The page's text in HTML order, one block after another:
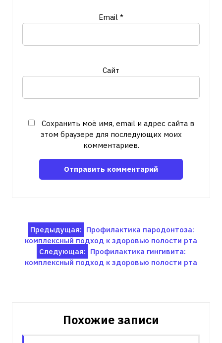
Email *
Сайт
Сохранить моё имя, email и адрес сайта в
этом браузере для последующих моих
комментариев.
Навигация
по
записям
Предыдущая: Профилактика пародонтоза:
комплексный подход к здоровью полости рта
Следующая: Профилактика гингивита:
комплексный подход к здоровью полости рта
Похожие записи